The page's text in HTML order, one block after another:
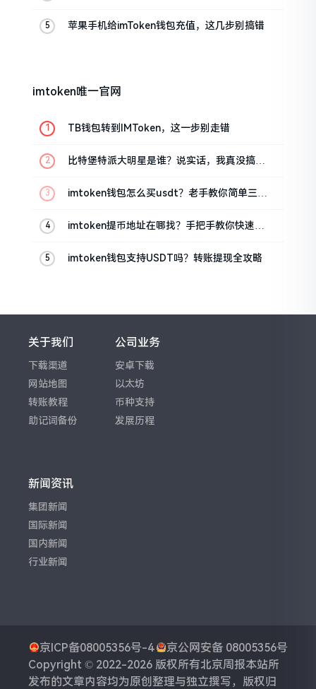
苹果手机给imToken钱包充值，这几步别搞错
imtoken唯一官网
TB钱包转到IMToken，这一步别走错
比特堡特派大明星是谁？说实话，我真没搞明
imtoken钱包怎么买usdt？老手教你简单三步
imtoken提币地址在哪找？手把手教你快速查
imtoken钱包支持USDT吗？转账提现全攻略
关于我们
下载渠道
网站地图
转账教程
助记词备份
公司业务
安卓下载
以太坊
币种支持
发展历程
新闻资讯
集团新闻
国际新闻
国内新闻
行业新闻
京ICP备08005356号-4
京公网安备 08005356号
Copyright © 2022-2026 版权所有北京周报本站所
发布的文章内容均为原创整理与独立撰写，版权归